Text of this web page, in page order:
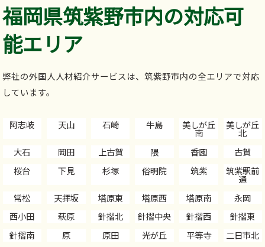
福岡県筑紫野市内の対応可
能エリア
弊社の外国人人材紹介サービスは、筑紫野市内の全エリアで対応
しています。
阿志岐 天山 石崎 牛島 美しが丘
南
美しが丘
北
大石
岡田 上古賀 隈 香園
古賀
桜台
下見 杉塚 俗明院 筑紫 筑紫駅前
通
常松
天拝坂 塔原東 塔原西 塔原南
永岡
西小田
萩原 針摺北 針摺中央 針摺西
針摺東
針摺南
原 原田 光が丘 平等寺
二日市北